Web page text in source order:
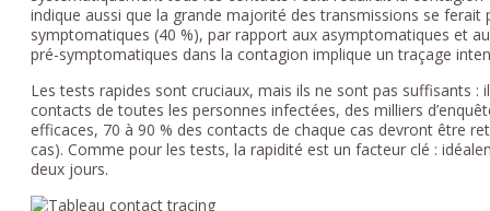
indique aussi que la grande majorité des transmissions se
symptomatiques (40 %), par rapport aux asymptomatiques et
pré-symptomatiques dans la contagion implique un traçage
Les tests rapides sont cruciaux, mais ils ne sont pas suffisants
contacts de toutes les personnes infectées, des milliers
efficaces, 70 à 90 % des contacts de chaque cas devront être
cas). Comme pour les tests, la rapidité est un facteur clé :
deux jours.